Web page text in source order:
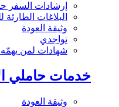
إرشادات
البلاغات الطارئة
وثيقة العودة
تواجدي
شهادات لمن يهمّه
خدمات حاملي
وثيقة العودة